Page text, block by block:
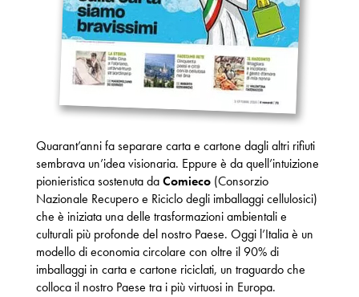
Quarant’anni fa separare carta e cartone dagli altri rifiuti
sembrava un’idea visionaria. Eppure è da quell’intuizione
pionieristica sostenuta daComieco(Consorzio
Nazionale Recupero e Riciclo degli imballaggi cellulosici)
che è iniziata una delle trasformazioni ambientali e
culturali più profonde del nostro Paese. Oggi l’Italia è un
modello di economia circolare con oltre il 90% di
imballaggi in carta e cartone riciclati, un traguardo che
colloca il nostro Paese tra i più virtuosi in Europa.